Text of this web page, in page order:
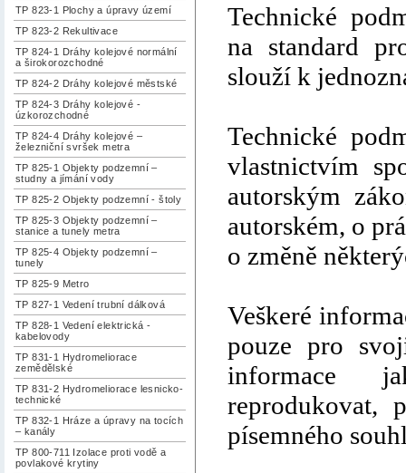
TP 823-1 Plochy a úpravy území
TP 823-2 Rekultivace
TP 824-1 Dráhy kolejové normální
a širokorozchodné
TP 824-2 Dráhy kolejové městské
TP 824-3 Dráhy kolejové -
úzkorozchodné
TP 824-4 Dráhy kolejové –
železniční svršek metra
TP 825-1 Objekty podzemní –
studny a jímání vody
TP 825-2 Objekty podzemní - štoly
TP 825-3 Objekty podzemní –
stanice a tunely metra
TP 825-4 Objekty podzemní –
tunely
TP 825-9 Metro
TP 827-1 Vedení trubní dálková
TP 828-1 Vedení elektrická -
kabelovody
TP 831-1 Hydromeliorace
zemědělské
TP 831-2 Hydromeliorace lesnicko-
technické
TP 832-1 Hráze a úpravy na tocích
– kanály
TP 800-711 Izolace proti vodě a
povlakové krytiny
Technické
na standard
slouží k
Technické
vlastnictvím
autorským
autorském, o
o změně
Veškeré
pouze pro
informace
reprodukovat,
písemného